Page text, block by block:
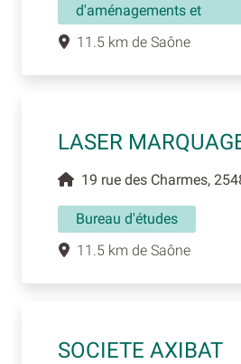
d'aménagements et
11.5 km de Saône
LASER
19 rue des Charmes,
Bureau d'études
11.5 km de Saône
SOCIETE AXIBAT